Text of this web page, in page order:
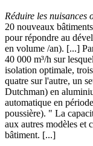
Réduire les nuisances
20 nouveaux
pour répondre au
en volume /an). [...]
40 000 m³/h sur
isolation optimale,
quatre sur l'autre, un
Dutchman) en
automatique en
poussière). " La
aux autres modèles et
bâtiment. [...]